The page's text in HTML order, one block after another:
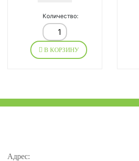
Количество:
В КОРЗИНУ
Адрес: